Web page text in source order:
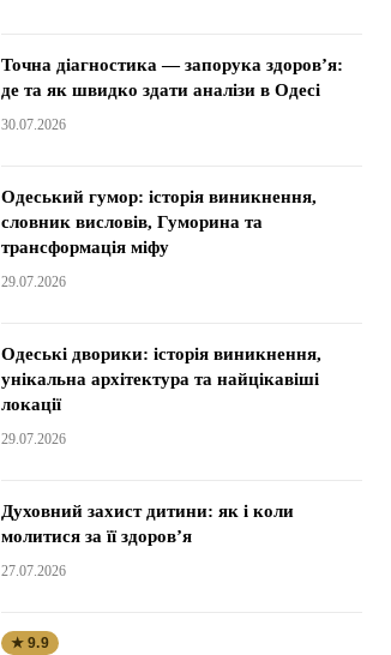
Точна діагностика — запорука здоров’я:
де та як швидко здати аналізи в Одесі
30.07.2026
Одеський гумор: історія виникнення,
словник висловів, Гуморина та
трансформація міфу
29.07.2026
Одеські дворики: історія виникнення,
унікальна архітектура та найцікавіші
локації
29.07.2026
Духовний захист дитини: як і коли
молитися за її здоров’я
27.07.2026
★ 9.9